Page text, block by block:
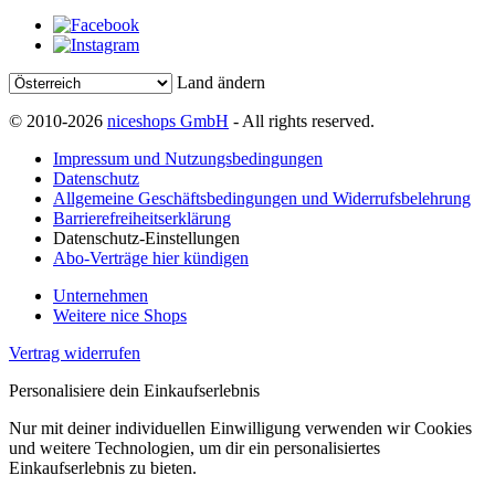
Land ändern
© 2010-2026 niceshops GmbH - All rights reserved.
Impressum und Nutzungsbedingungen
Datenschutz
Allgemeine Geschäftsbedingungen und Widerrufsbelehrung
Barrierefreiheitserklärung
Datenschutz-Einstellungen
Abo-Verträge hier kündigen
Unternehmen
Weitere nice Shops
Vertrag widerrufen
Personalisiere dein Einkaufserlebnis
Nur mit deiner individuellen Einwilligung verwenden wir Cookies
und weitere Technologien, um dir ein personalisiertes
Einkaufserlebnis zu bieten.